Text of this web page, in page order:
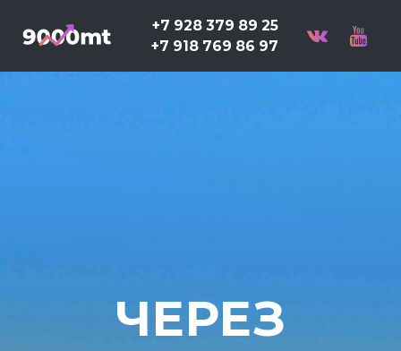
+7 928 379 89 25
+7 918 769 86 97
ЧЕРЕЗ